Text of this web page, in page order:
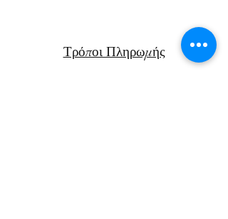
Τρόποι Πληρωμής